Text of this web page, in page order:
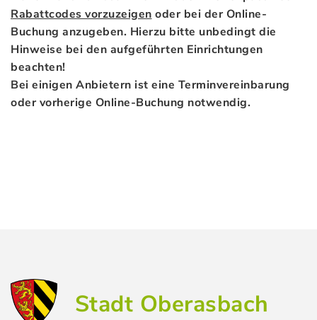
Rabattcodes vorzuzeigen oder bei der Online-
Buchung anzugeben. Hierzu bitte unbedingt die
Hinweise bei den aufgeführten Einrichtungen
beachten!
Bei einigen Anbietern ist eine Terminvereinbarung
oder vorherige Online-Buchung notwendig.
Stadt Oberasbach